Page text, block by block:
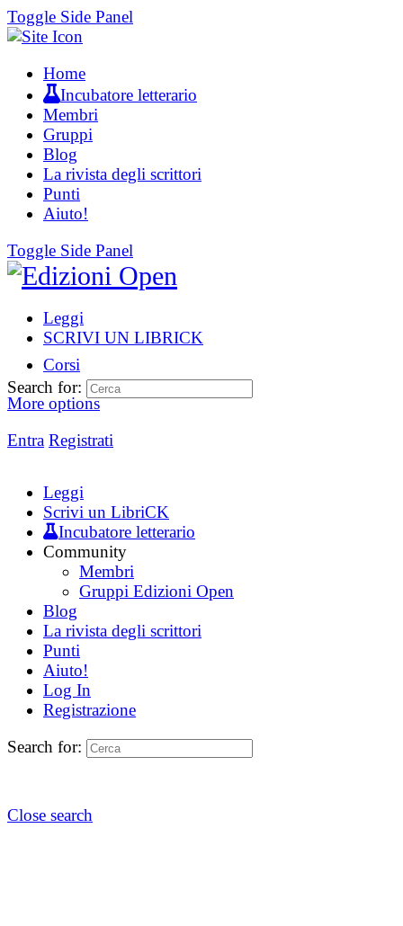
Toggle Side Panel
Home
Incubatore letterario
Membri
Gruppi
Blog
La rivista degli scrittori
Punti
Aiuto!
Toggle Side Panel
Leggi
SCRIVI UN LIBRICK
Corsi
More options
Entra Registrati
Search for:
Leggi
Scrivi un LibriCK
Incubatore letterario
Community
Membri
Gruppi Edizioni Open
Blog
La rivista degli scrittori
Punti
Aiuto!
Log In
Registrazione
Search for:
Close search